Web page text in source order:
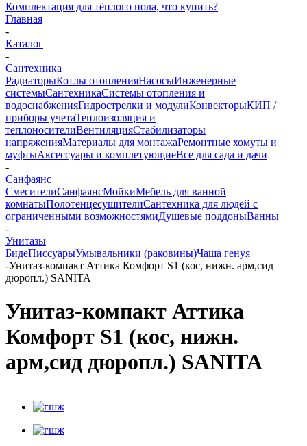
Комплектация для тёплого пола, что купить?
Главная
-
Каталог
-
Сантехника
РадиаторыКотлы отопленияНасосыИнженерные
системыСантехникаСистемы отопления и
водоснабженияГидрострелки и модулиКонвекторыКИП /
приборы учетаТеплоизоляция и
теплоносителиВентиляцияСтабилизаторы
напряженияМатериалы для монтажаРемонтные хомуты и
муфтыАксессуары и комплетующиеВсе для сада и дачи
-
Санфаянс
СмесителиСанфаянсМойкиМебель для ванной
комнатыПолотенцесушителиСантехника для людей с
ограниченными возможностямиДушевые поддоныВанны
-
Унитазы
БидеПиссуарыУмывальники (раковины)Чаша генуя
-Унитаз-компакт Аттика Комфорт S1 (кос, нижн. арм,сид
дюропл.) SANITA
Унитаз-компакт Аттика
Комфорт S1 (кос, нижн.
арм,сид дюропл.) SANITA